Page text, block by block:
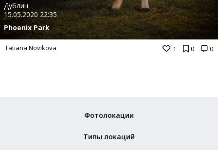
1 0 0
Дублин
15.05.2020 22:35
Phoenix Park
Tatiana Novikova
Фотолокации
Типы локаций